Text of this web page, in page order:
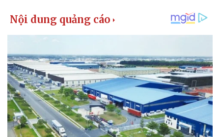
Pháp luật
Vụ án
Tin nóng
Tư vấn luật
Quân sự - Quốc phòng
Vũ khí
Việt Nam
Phân tích